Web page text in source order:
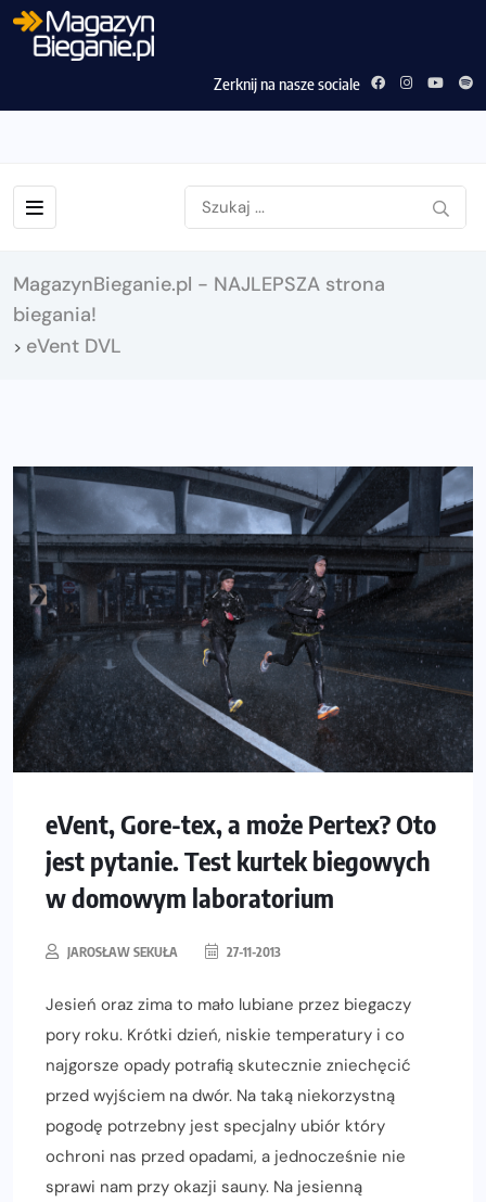
Zerknij na nasze sociale
MagazynBieganie.pl - NAJLEPSZA strona
biegania!
> eVent DVL
eVent, Gore-tex, a może Pertex? Oto
jest pytanie. Test kurtek biegowych
w domowym laboratorium
JAROSŁAW SEKUŁA 27-11-2013
Jesień oraz zima to mało lubiane przez biegaczy
pory roku. Krótki dzień, niskie temperatury i co
najgorsze opady potrafią skutecznie zniechęcić
przed wyjściem na dwór. Na taką niekorzystną
pogodę potrzebny jest specjalny ubiór który
ochroni nas przed opadami, a jednocześnie nie
sprawi nam przy okazji sauny. Na jesienną